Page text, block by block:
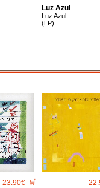
Luz Azul
Luz Azul
(LP)
23.90€ 🛒